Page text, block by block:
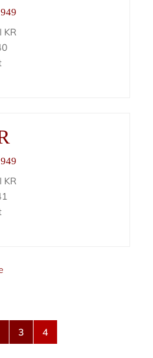
KR
KR
3 4